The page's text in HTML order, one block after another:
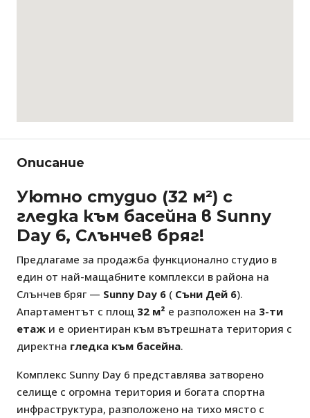
Описание
Уютно студио (32 м²) с
гледка към басейна в Sunny
Day 6, Слънчев бряг!
Предлагаме за продажба функционално студио в
един от най-мащабните комплекси в района на
Слънчев бряг — Sunny Day 6 ( Съни Дей 6).
Апартаментът с площ 32 м² е разположен на 3-ти
етаж и е ориентиран към вътрешната територия с
директна гледка към басейна.
Комплекс Sunny Day 6 представлява затворено
селище с огромна територия и богата спортна
инфраструктура, разположено на тихо място с